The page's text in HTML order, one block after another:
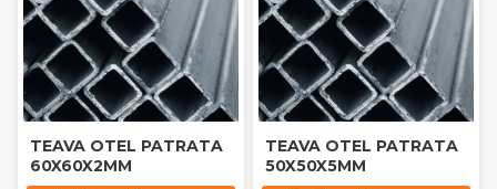
TEAVA OTEL PATRATA
60X60X2MM
TEAVA OTEL PATRATA
50X50X5MM